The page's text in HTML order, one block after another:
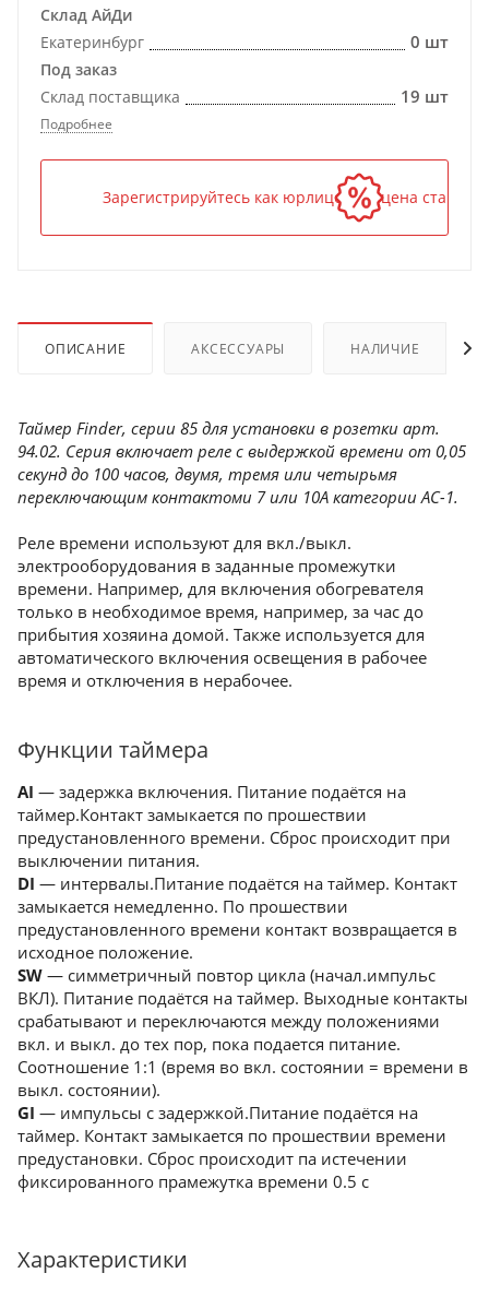
Склад АйДи
Екатеринбург
0 шт
Под заказ
Склад поставщика
19 шт
Подробнее
Зарегистрируйтесь как юрлицо — и цена станет
ОПИСАНИЕ АКСЕССУАРЫ НАЛИЧИЕ
Таймер Finder, серии 85 для установки в розетки арт.
94.02. Серия включает реле с выдержкой времени от 0,05
секунд до 100 часов, двумя, тремя или четырьмя
переключающим контактоми 7 или 10А категории AC-1.
Реле времени используют для вкл./выкл.
электрооборудования в заданные промежутки
времени. Например, для включения обогревателя
только в необходимое время, например, за час до
прибытия хозяина домой. Также используется для
автоматического включения освещения в рабочее
время и отключения в нерабочее.
Функции таймера
AI — задержка включения. Питание подаётся на
таймер.Контакт замыкается по прошествии
предустановленного времени. Сброс происходит при
выключении питания.
DI — интервалы.Питание подаётся на таймер. Контакт
замыкается немедленно. По прошествии
предустановленного времени контакт возвращается в
исходное положение.
SW — симметричный повтор цикла (начал.импульс
ВКЛ). Питание подаётся на таймер. Выходные контакты
срабатывают и переключаются между положениями
вкл. и выкл. до тех пор, пока подается питание.
Соотношение 1:1 (время во вкл. состоянии = времени в
выкл. состоянии).
GI — импульсы с задержкой.Питание подаётся на
таймер. Контакт замыкается по прошествии времени
предустановки. Сброс происходит па истечении
фиксированного прамежутка времени 0.5 с
Характеристики